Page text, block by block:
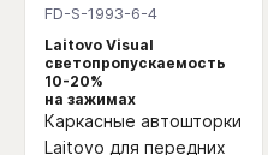
FD-S-1993-6-4
Laitovo Visual
светопропускаемость
10-20%
на зажимах
Каркасные автошторки
Laitovo для передних